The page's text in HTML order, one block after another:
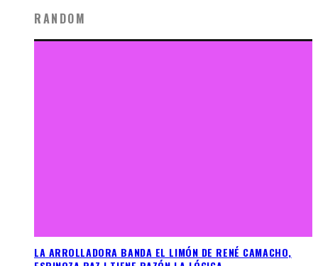
RANDOM
LA ARROLLADORA BANDA EL LIMÓN DE RENÉ CAMACHO,